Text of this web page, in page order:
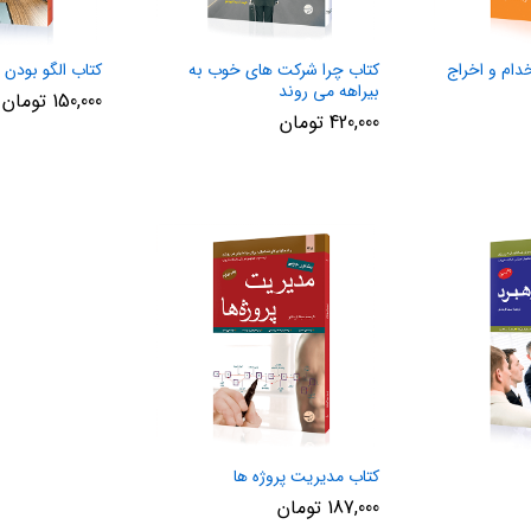
و اخراج
کتاب چرا شرکت های خوب به
بیراهه می روند
420,000 تومان
کتاب الگو
150,000 تومان
کتاب مدیریت پروژه ها
187,000 تومان